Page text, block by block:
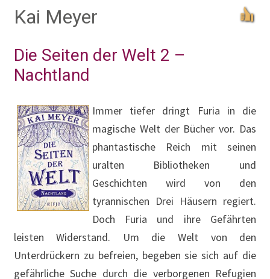
Kai Meyer
Die Seiten der Welt 2 –
Nachtland
Immer tiefer dringt Furia in die
magische Welt der Bücher vor. Das
phantastische Reich mit seinen
uralten Bibliotheken und
Geschichten wird von den
tyrannischen Drei Häusern regiert.
Doch Furia und ihre Gefährten
leisten Widerstand. Um die Welt von den
Unterdrückern zu befreien, begeben sie sich auf die
gefährliche Suche durch die verborgenen Refugien